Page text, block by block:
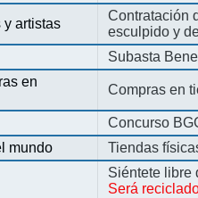
y artistas
Contratación
esculpido y
Subasta
en
Compras en
Concurso
mundo
Tiendas
Siéntete libre
Será